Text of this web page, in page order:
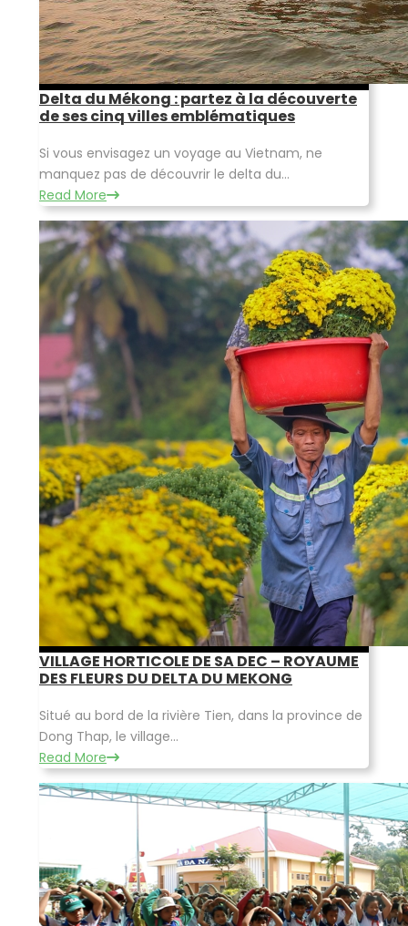
Delta du Mékong : partez à la découverte
de ses cinq villes emblématiques
Si vous envisagez un voyage au Vietnam, ne
manquez pas de découvrir le delta du...
Read More
VILLAGE HORTICOLE DE SA DEC – ROYAUME
DES FLEURS DU DELTA DU MEKONG
Situé au bord de la rivière Tien, dans la province de
Dong Thap, le village...
Read More